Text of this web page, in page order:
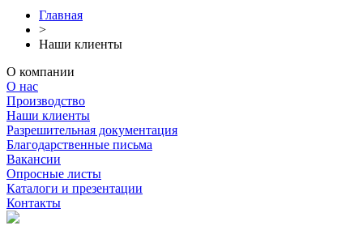
Главная
>
Наши клиенты
О компании
О нас
Производство
Наши клиенты
Разрешительная документация
Благодарственные письма
Вакансии
Опросные листы
Каталоги и презентации
Контакты